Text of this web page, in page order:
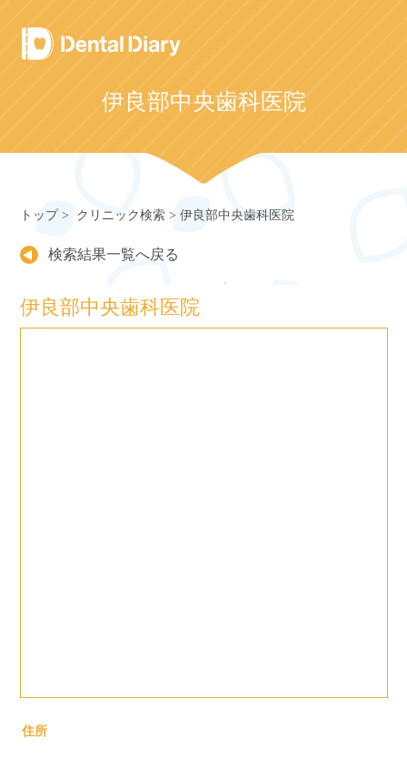
Skip
to
content
伊良部中央歯科医院
トップ クリニック検索 伊良部中央歯科医院
検索結果一覧へ戻る
伊良部中央歯科医院
住所